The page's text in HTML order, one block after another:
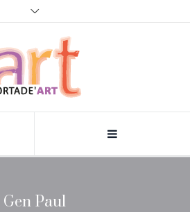
Gen Paul